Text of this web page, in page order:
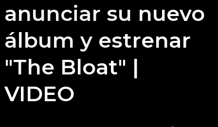
anunciar su nuevo
álbum y estrenar
"The Bloat" |
VIDEO